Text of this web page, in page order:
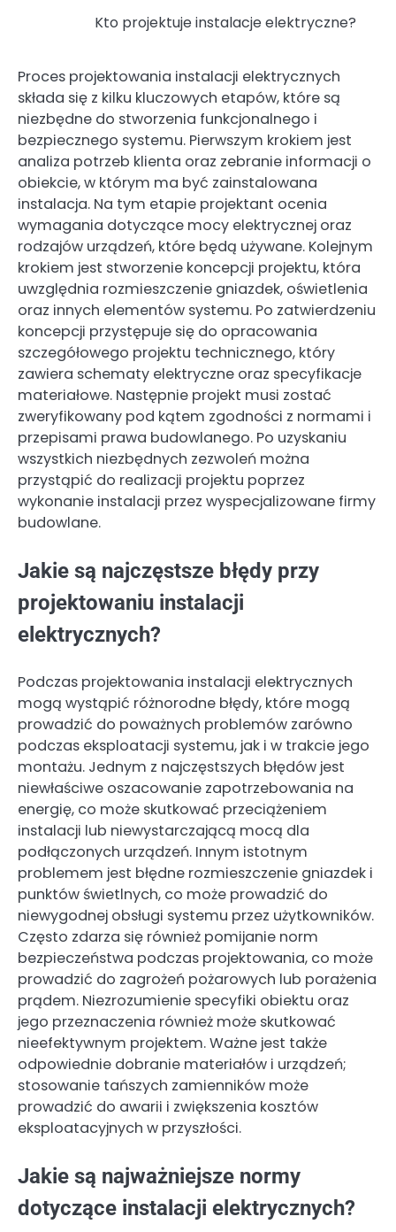
Kto projektuje instalacje elektryczne?
Proces projektowania instalacji elektrycznych
składa się z kilku kluczowych etapów, które są
niezbędne do stworzenia funkcjonalnego i
bezpiecznego systemu. Pierwszym krokiem jest
analiza potrzeb klienta oraz zebranie informacji o
obiekcie, w którym ma być zainstalowana
instalacja. Na tym etapie projektant ocenia
wymagania dotyczące mocy elektrycznej oraz
rodzajów urządzeń, które będą używane. Kolejnym
krokiem jest stworzenie koncepcji projektu, która
uwzględnia rozmieszczenie gniazdek, oświetlenia
oraz innych elementów systemu. Po zatwierdzeniu
koncepcji przystępuje się do opracowania
szczegółowego projektu technicznego, który
zawiera schematy elektryczne oraz specyfikacje
materiałowe. Następnie projekt musi zostać
zweryfikowany pod kątem zgodności z normami i
przepisami prawa budowlanego. Po uzyskaniu
wszystkich niezbędnych zezwoleń można
przystąpić do realizacji projektu poprzez
wykonanie instalacji przez wyspecjalizowane firmy
budowlane.
Jakie są najczęstsze błędy przy
projektowaniu instalacji
elektrycznych?
Podczas projektowania instalacji elektrycznych
mogą wystąpić różnorodne błędy, które mogą
prowadzić do poważnych problemów zarówno
podczas eksploatacji systemu, jak i w trakcie jego
montażu. Jednym z najczęstszych błędów jest
niewłaściwe oszacowanie zapotrzebowania na
energię, co może skutkować przeciążeniem
instalacji lub niewystarczającą mocą dla
podłączonych urządzeń. Innym istotnym
problemem jest błędne rozmieszczenie gniazdek i
punktów świetlnych, co może prowadzić do
niewygodnej obsługi systemu przez użytkowników.
Często zdarza się również pomijanie norm
bezpieczeństwa podczas projektowania, co może
prowadzić do zagrożeń pożarowych lub porażenia
prądem. Niezrozumienie specyfiki obiektu oraz
jego przeznaczenia również może skutkować
nieefektywnym projektem. Ważne jest także
odpowiednie dobranie materiałów i urządzeń;
stosowanie tańszych zamienników może
prowadzić do awarii i zwiększenia kosztów
eksploatacyjnych w przyszłości.
Jakie są najważniejsze normy
dotyczące instalacji elektrycznych?